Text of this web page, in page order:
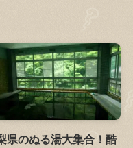
県のぬる湯大集合！酷